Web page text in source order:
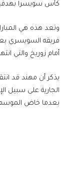
​كأس سويسرا​
وتعد هذه هي
أمام زوريخ والتي
يذكر أن مهند قد
الجارية على سبيل
بعدما خاض الموسم